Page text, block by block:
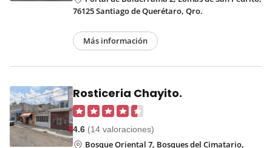
76125 Santiago de Querétaro, Qro.
Más información
Rosticeria Chayito.
4.6 (14 valoraciones)
Bosque Oriental 7, Bosques del Cimatario,